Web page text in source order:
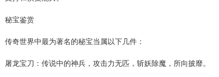
秘宝鉴赏
传奇世界中最为著名的秘宝当属以下几件：
屠龙宝刀：传说中的神兵，攻击力无匹，斩妖除魔，所向披靡。